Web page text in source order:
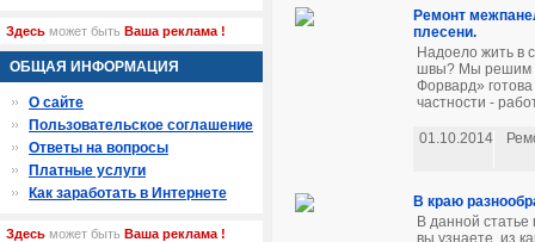
Ремонт
плесени.
Надоело жить в
швы? Мы решим
Форвард»
частности -
01.10.2014
В краю
В данной
вы узнаете, из
Здесь может быть Ваша реклама !
ОБЩАЯ ИНФОРМАЦИЯ
О сайте
Пользовательское соглашение
Ответы на вопросы
Платные услуги
Как заработать в Интернете
Здесь может быть Ваша реклама !